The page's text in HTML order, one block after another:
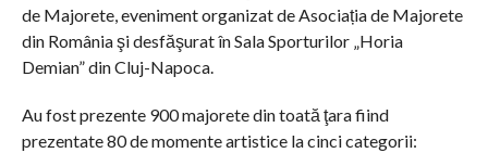
de Majorete, eveniment organizat de Asociația de Majorete
din România şi desfăşurat în Sala Sporturilor „Horia
Demian” din Cluj-Napoca.
Au fost prezente 900 majorete din toată ţara fiind
prezentate 80 de momente artistice la cinci categorii: